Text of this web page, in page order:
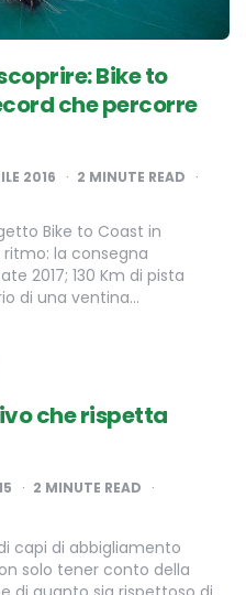
Bike to
che percorre
2016 2 MINUTE READ
Bike to Coast in
la consegna
2017; 130 Km di pista
di una ventina…
che rispetta
2 MINUTE READ
capi di abbigliamento
solo tener conto della